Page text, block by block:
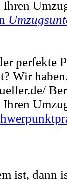
perfekte
Wir
ist, dann